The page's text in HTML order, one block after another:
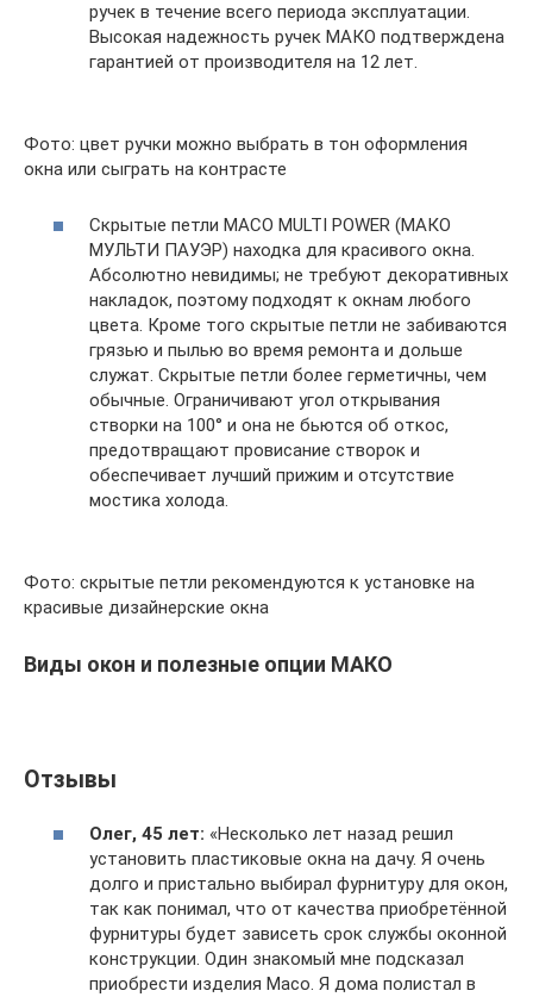
ручек в течение всего периода эксплуатации.
Высокая надежность ручек МАКО подтверждена
гарантией от производителя на 12 лет.
Фото: цвет ручки можно выбрать в тон оформления
окна или сыграть на контрасте
Скрытые петли MACO MULTI POWER (МАКО
МУЛЬТИ ПАУЭР) находка для красивого окна.
Абсолютно невидимы; не требуют декоративных
накладок, поэтому подходят к окнам любого
цвета. Кроме того скрытые петли не забиваются
грязью и пылью во время ремонта и дольше
служат. Скрытые петли более герметичны, чем
обычные. Ограничивают угол открывания
створки на 100° и она не бьются об откос,
предотвращают провисание створок и
обеспечивает лучший прижим и отсутствие
мостика холода.
Фото: скрытые петли рекомендуются к установке на
красивые дизайнерские окна
Виды окон и полезные опции МАКО
Отзывы
Олег, 45 лет: «Несколько лет назад решил
установить пластиковые окна на дачу. Я очень
долго и пристально выбирал фурнитуру для окон,
так как понимал, что от качества приобретённой
фурнитуры будет зависеть срок службы оконной
конструкции. Один знакомый мне подсказал
приобрести изделия Масо. Я дома полистал в